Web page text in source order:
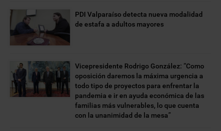
PDI Valparaíso detecta nueva modalidad
de estafa a adultos mayores
Vicepresidente Rodrigo González: “Como
oposición daremos la máxima urgencia a
todo tipo de proyectos para enfrentar la
pandemia e ir en ayuda económica de las
familias más vulnerables, lo que cuenta
con la unanimidad de la mesa”